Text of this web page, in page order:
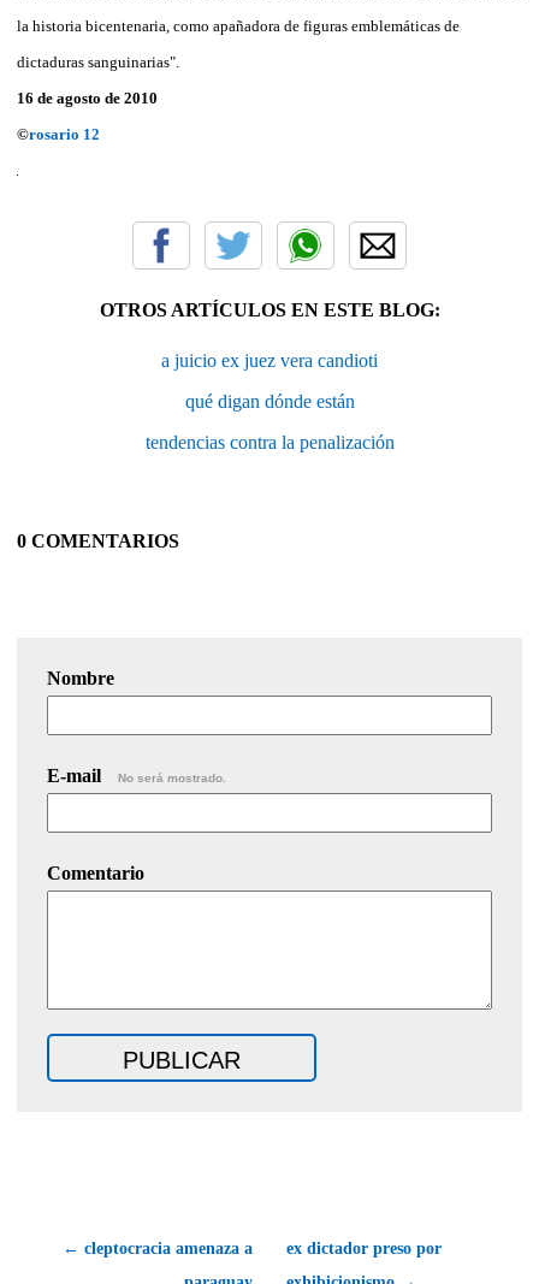
la historia bicentenaria, como apañadora de figuras emblemáticas de
dictaduras sanguinarias".
16 de agosto de 2010
©rosario 12
OTROS ARTÍCULOS EN ESTE BLOG:
a juicio ex juez vera candioti
qué digan dónde están
tendencias contra la penalización
0 COMENTARIOS
Nombre
E-mail No será mostrado.
Comentario
← cleptocracia amenaza a
ex dictador preso por